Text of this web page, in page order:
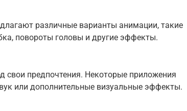
различные варианты анимации, такие
повороты головы и другие эффекты.
свои предпочтения. Некоторые приложения
или дополнительные визуальные эффекты.